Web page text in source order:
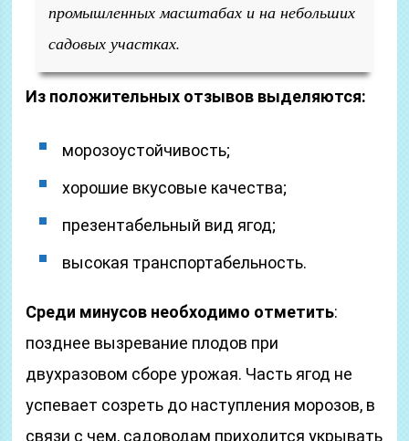
промышленных масштабах и на небольших
садовых участках.
Из положительных отзывов выделяются:
морозоустойчивость;
хорошие вкусовые качества;
презентабельный вид ягод;
высокая транспортабельность.
Среди минусов необходимо отметить:
позднее вызревание плодов при
двухразовом сборе урожая. Часть ягод не
успевает созреть до наступления морозов, в
связи с чем, садоводам приходится укрывать